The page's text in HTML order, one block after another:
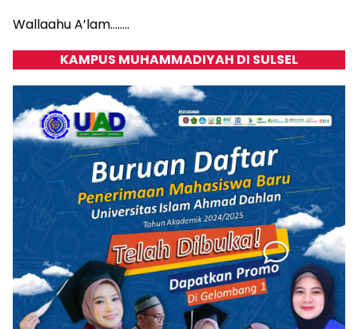
Wallaahu A’lam……..
KAMPUS MUHAMMADIYAH DI SULSEL